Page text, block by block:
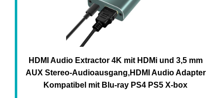
HDMI Audio Extractor 4K mit HDMi und 3,5 mm
AUX Stereo-Audioausgang,HDMI Audio Adapter
Kompatibel mit Blu-ray PS4 PS5 X-box